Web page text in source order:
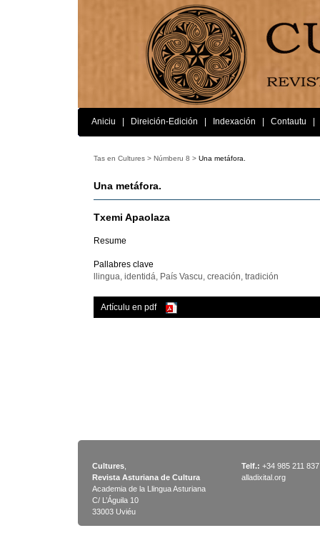
Aniciu Direición-Edición Indexación Contautu
Tas en Cultures > Númberu 8 > Una metáfora.
Una metáfora.
Txemi Apaolaza
Resume
Pallabres clave
llingua, identidá, País Vascu, creación, tradición
Artículu en pdf
Cultures
Revista Asturiana de Cultura
Academia de la Llingua Asturiana
C/ L’Águila 10
33003 Uviéu
Telf.: +34 985 211 837
alladixital.org